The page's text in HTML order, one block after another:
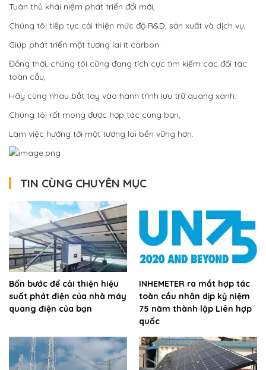
Tuân thủ khái niệm phát triển đổi mới,
Chúng tôi tiếp tục cải thiện mức độ R&D, sản xuất và dịch vụ,
Giúp phát triển một tương lai ít carbon.
Đồng thời, chúng tôi cũng đang tích cực tìm kiếm các đối tác
toàn cầu,
Hãy cùng nhau bắt tay vào hành trình lưu trữ quang xanh.
Chúng tôi rất mong được hợp tác cùng bạn,
Làm việc hướng tới một tương lai bền vững hơn.
TIN CÙNG CHUYÊN MỤC
Bốn bước để cải thiện hiệu
suất phát điện của nhà máy
quang điện của bạn
INHEMETER ra mắt hợp tác
toàn cầu nhân dịp kỷ niệm
75 năm thành lập Liên hợp
quốc